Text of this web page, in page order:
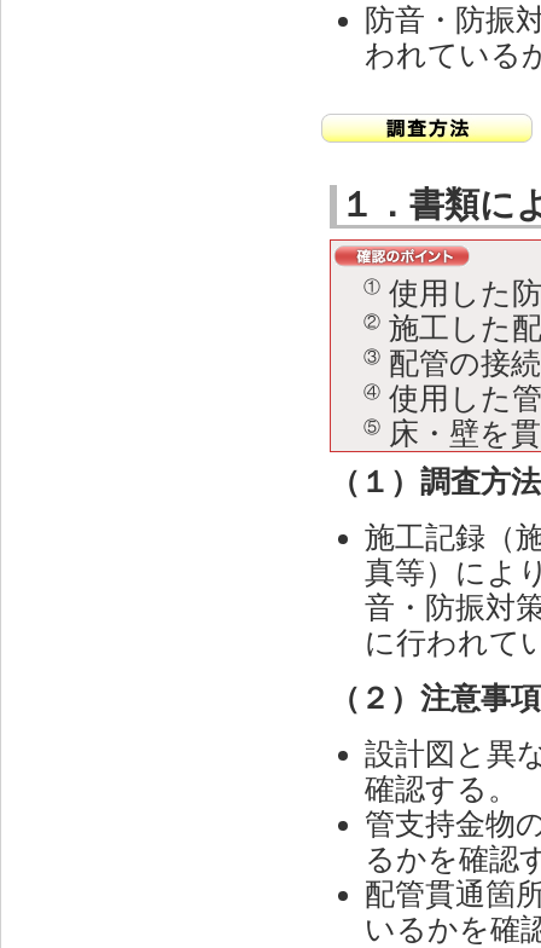
防音・防振
われている
１．書類に
① 使用した
② 施工した
③ 配管の接
④ 使用した
⑤
床・壁を
（１）調査方法
施工記録（
真等）によ
音・防振対
に行われて
（２）注意事
設計図と異
確認する。
管支持金物
るかを確認
配管貫通箇
いるかを確